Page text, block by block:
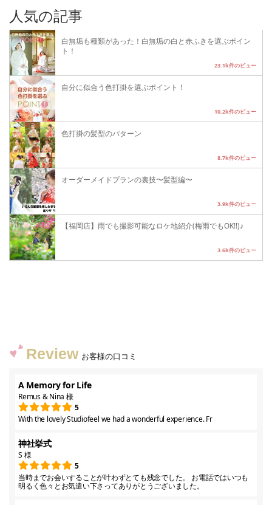
人気の記事
白無垢も種類があった！白無垢の白と赤ふきを選ぶポイン
ト！
23.1k件のビュー
自分に似合う色打掛を選ぶポイント！
10.2k件のビュー
色打掛の髪型のパターン
8.7k件のビュー
オーダーメイドプランの裏技〜髪型編〜
3.9k件のビュー
【福岡店】雨でも撮影可能なロケ地紹介(梅雨でもOK!!)♪
3.6k件のビュー
Review お客様の口コミ
A Memory for Life
Remus & Nina 様
5
With the lovely Studiofeel we had a wonderful experience. Fr
神社挙式
S 様
5
当時までお会いすることが叶わずとても残念でした。 お電話ではいつも
明るく色々とお気遣い下さってありがとうございました。